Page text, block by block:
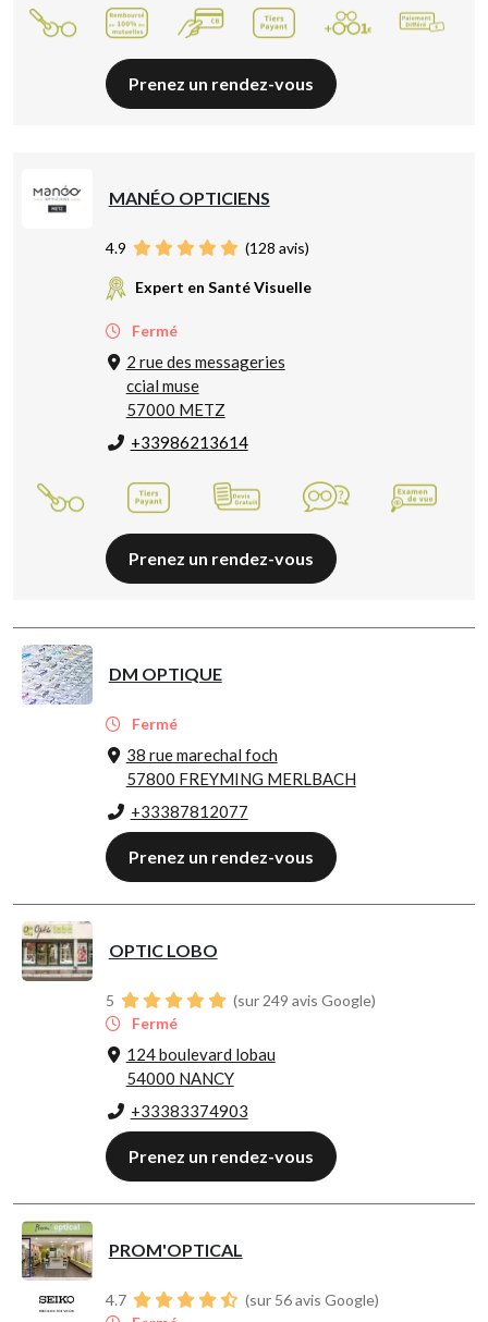
Prenez un rendez-vous
MANÉO OPTICIENS
4.9 (128 avis)
Expert en Santé Visuelle
Fermé
2 rue des messageries
ccial muse
57000 METZ
+33986213614
Prenez un rendez-vous
DM OPTIQUE
Fermé
38 rue marechal foch
57800 FREYMING MERLBACH
+33387812077
Prenez un rendez-vous
OPTIC LOBO
5
(sur 249 avis Google)
Fermé
124 boulevard lobau
54000 NANCY
+33383374903
Prenez un rendez-vous
PROM'OPTICAL
4.7
(sur 56 avis Google)